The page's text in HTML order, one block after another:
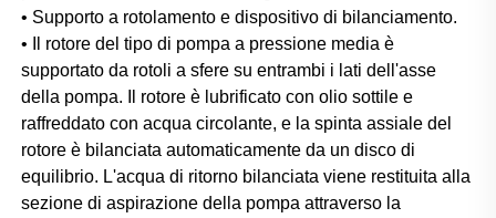
• Supporto a rotolamento e dispositivo di bilanciamento.
• Il rotore del tipo di pompa a pressione media è
supportato da rotoli a sfere su entrambi i lati dell'asse
della pompa. Il rotore è lubrificato con olio sottile e
raffreddato con acqua circolante, e la spinta assiale del
rotore è bilanciata automaticamente da un disco di
equilibrio. L'acqua di ritorno bilanciata viene restituita alla
sezione di aspirazione della pompa attraverso la